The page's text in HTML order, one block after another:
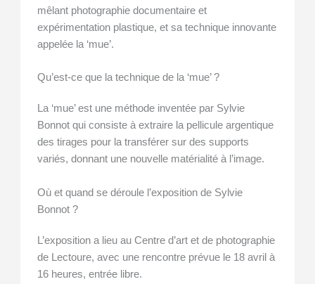
mêlant photographie documentaire et
expérimentation plastique, et sa technique innovante
appelée la ‘mue’.
Qu’est-ce que la technique de la ‘mue’ ?
La ‘mue’ est une méthode inventée par Sylvie
Bonnot qui consiste à extraire la pellicule argentique
des tirages pour la transférer sur des supports
variés, donnant une nouvelle matérialité à l’image.
Où et quand se déroule l’exposition de Sylvie
Bonnot ?
L’exposition a lieu au Centre d’art et de photographie
de Lectoure, avec une rencontre prévue le 18 avril à
16 heures, entrée libre.